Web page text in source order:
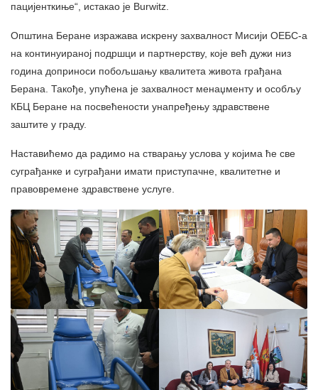
пацијенткиње“, истакао је Burwitz.
Општина Беране изражава искрену захвалност Мисији ОЕБС-а
на континуираној подршци и партнерству, које већ дужи низ
година доприноси побољшању квалитета живота грађана
Берана. Такође, упућена је захвалност менаџменту и особљу
КБЦ Беране на посвећености унапређењу здравствене
заштите у граду.
Наставићемо да радимо на стварању услова у којима ће све
суграђанке и суграђани имати приступачне, квалитетне и
правовремене здравствене услуге.